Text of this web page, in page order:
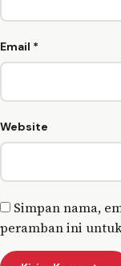
Email *
Website
Simpan nama,
peramban ini